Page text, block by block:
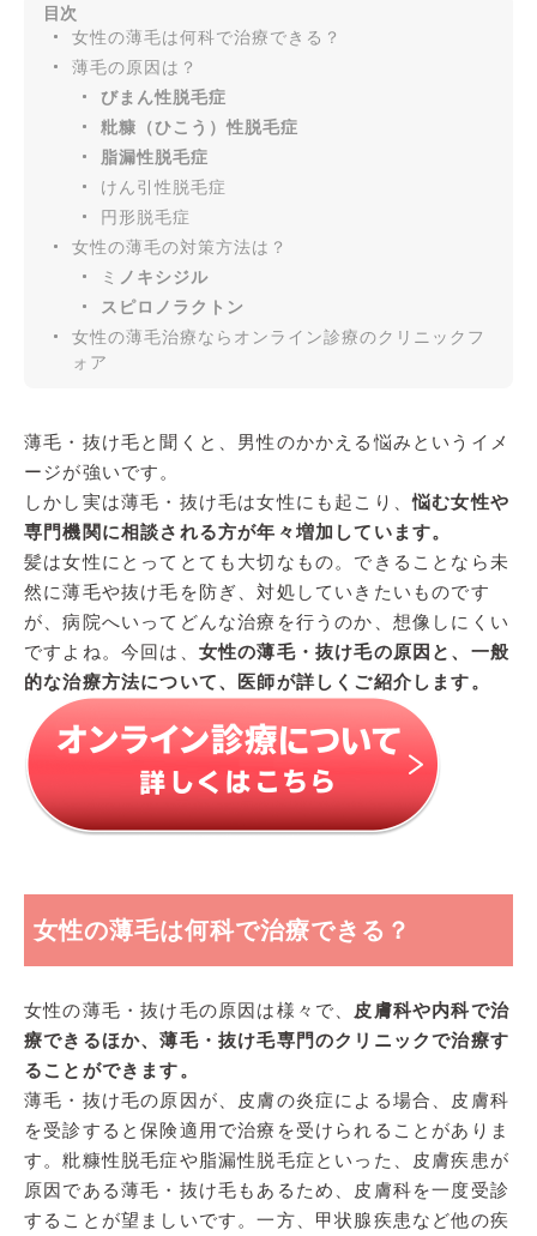
目次
女性の薄毛は何科で治療できる？
薄毛の原因は？
びまん性脱毛症
粃糠（ひこう）性脱毛症
脂漏性脱毛症
けん引性脱毛症
円形脱毛症
女性の薄毛の対策方法は？
ミ ノキシジル
スピロノラクトン
女性の薄毛治療ならオンライン診療のクリニックフ
ォア
薄毛・抜け毛と聞くと、男性のかかえる悩みというイメ
ージが強いです。
しかし実は薄毛・抜け毛は女性にも起こり、悩む女性や
専門機関に相談される方が年々増加しています。
髪は女性にとってとても大切なもの。できることなら未
然に薄毛や抜け毛を防ぎ、対処していきたいものです
が、病院へいってどんな治療を行うのか、想像しにくい
ですよね。今回は、 女性の薄毛・抜け毛の原因と、一般
的な治療方法について、医師が詳しくご紹介します。
女性の薄毛は何科で治療できる？
女性の薄毛・抜け毛の原因は様々で、 皮膚科や内科で治
療できるほか、薄毛・抜け毛専門のクリニックで治療す
ることができます。
薄毛・抜け毛の原因が、皮膚の炎症による場合、皮膚科
を受診すると保険適用で治療を受けられることがありま
す。粃糠性脱毛症や脂漏性脱毛症といった、皮膚疾患が
原因である薄毛・抜け毛もあるため、皮膚科を一度受診
することが望ましいです。一方、甲状腺疾患など他の疾